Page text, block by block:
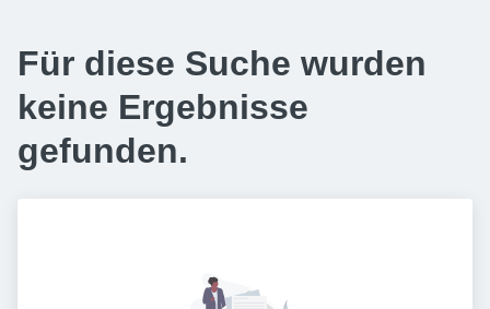
Für diese Suche wurden
keine Ergebnisse
gefunden.